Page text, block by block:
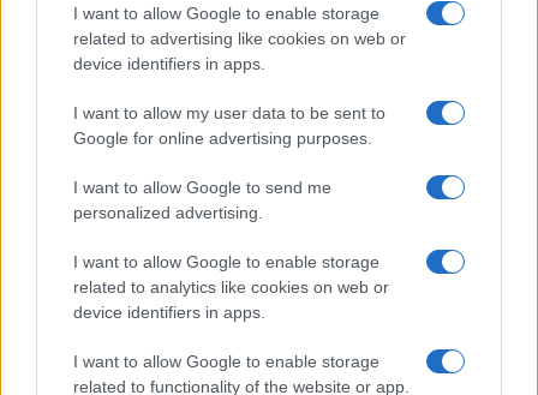
I want to allow Google to enable storage
related to advertising like cookies on web or
device identifiers in apps.
I want to allow my user data to be sent to
Google for online advertising purposes.
I want to allow Google to send me
personalized advertising.
I want to allow Google to enable storage
related to analytics like cookies on web or
device identifiers in apps.
I want to allow Google to enable storage
related to functionality of the website or app.
čovejk. Desetak godina kasnije, kada su Tito i
sistem bili pred krajem, Slaviju je napao „bijeli
fantom”, porše koji je za nos vukao nemoćne
policajce i rugao se režimu. Bijeli saobraćajac i
„beli fantom” nikad se nisu sreli a, koincidencijom,
koje se nije uklapao.